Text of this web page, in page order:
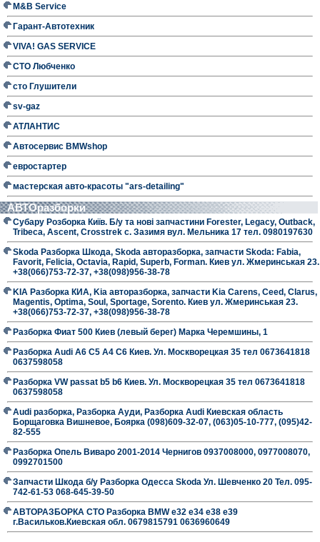
M&B Service
Гарант-Автотехник
VIVA! GAS SERVICE
СТО Любченко
сто Глушители
sv-gaz
АТЛАНТИС
Автосервис BMWshop
евростартер
мастерская авто-красоты "ars-detailing"
АВТОразборки
Субару Розборка Київ. Б/у та нові запчастини Forester, Legacy, Outback,
Tribeca, Ascent, Crosstrek с. Зазимя вул. Мельника 17 тел. 0980197630
Skoda Разборка Шкода, Skoda авторазборка, запчасти Skoda: Fabia,
Favorit, Felicia, Octavia, Rapid, Superb, Forman. Киев ул. Жмеринськая 23.
+38(066)753-72-37, +38(098)956-38-78
KIA Разборка КИА, Kia авторазборка, запчасти Kia Carens, Ceed, Clarus,
Magentis, Optima, Soul, Sportage, Sorento. Киев ул. Жмеринськая 23.
+38(066)753-72-37, +38(098)956-38-78
Разборка Фиат 500 Киев (левый берег) Марка Черемшины, 1
Разборка Audi A6 C5 A4 C6 Киев. Ул. Москворецкая 35 тел 0673641818
0637598058
Разборка VW passat b5 b6 Киев. Ул. Москворецкая 35 тел 0673641818
0637598058
Audi разборка, Разборка Ауди, Разборка Audi Киевская область
Борщаговка Вишневое, Боярка (098)609-32-07, (063)05-10-777, (095)42-
82-555
Разборка Опель Виваро 2001-2014 Чернигов 0937008000, 0977008070,
0992701500
Запчасти Шкода б/у Разборка Одесса Skoda Ул. Шевченко 20 Тел. 095-
742-61-53 068-645-39-50
АВТОРАЗБОРКА СТО Разборка BMW е32 е34 е38 е39
г.Васильков.Киевская обл. 0679815791 0636960649